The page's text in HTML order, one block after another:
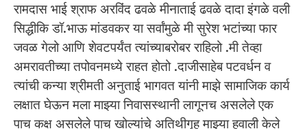
रामदास भाई श्राफ अरविंद ढवळे मीनाताई ढवळे दादा इंगळे वली
सिद्धीकि डॉ.भाऊ मांडवकर या सर्वांमुळे मी सुरेश भटांच्या फार
जवळ गेलो आणि शेवटपर्यंत त्यांच्याबरोबर राहिलो .मी तेव्हा
अमरावतीच्या तपोवनमध्ये राहत होतो .दाजीसाहेब पटवर्धन व
त्यांची कन्या श्रीमती अनुताई भागवत यांनी माझे सामाजिक कार्य
लक्षात घेऊन मला माझ्या निवासस्थानी लागूनच असलेले एक
पाच कक्ष असलेले पाच खोल्यांचे अतिथीगृह माझ्या हवाली केले